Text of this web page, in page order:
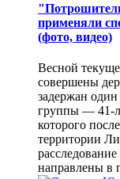
применяли
(фото, видео)
Весной
совершены
задержан
группы — 41-
которого
территории
направлены в